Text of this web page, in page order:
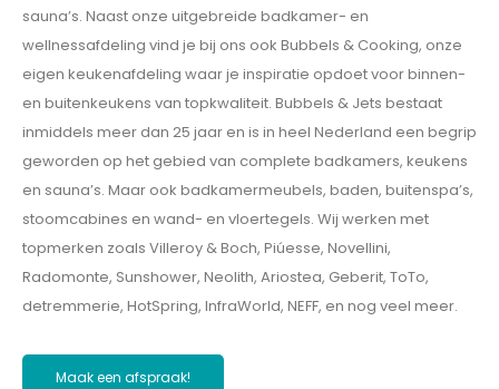
sauna’s. Naast onze uitgebreide badkamer- en
wellnessafdeling vind je bij ons ook Bubbels & Cooking, onze
eigen keukenafdeling waar je inspiratie opdoet voor binnen-
en buitenkeukens van topkwaliteit. Bubbels & Jets bestaat
inmiddels meer dan 25 jaar en is in heel Nederland een begrip
geworden op het gebied van complete badkamers, keukens
en sauna’s. Maar ook badkamermeubels, baden, buitenspa’s,
stoomcabines en wand- en vloertegels. Wij werken met
topmerken zoals Villeroy & Boch, Piúesse, Novellini,
Radomonte, Sunshower, Neolith, Ariostea, Geberit, ToTo,
detremmerie, HotSpring, InfraWorld, NEFF, en nog veel meer.
Maak een afspraak!